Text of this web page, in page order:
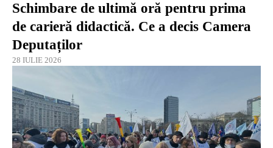
Schimbare de ultimă oră pentru prima
de carieră didactică. Ce a decis Camera
Deputaților
28 IULIE 2026